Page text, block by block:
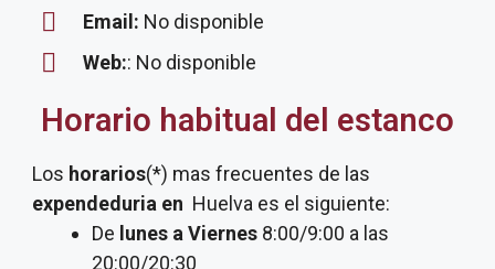
Email: No disponible
Web:: No disponible
Horario habitual del estanco
Los horarios(*) mas frecuentes de las
expendeduria en Huelva es el siguiente:
De lunes a Viernes 8:00/9:00 a las
20:00/20:30